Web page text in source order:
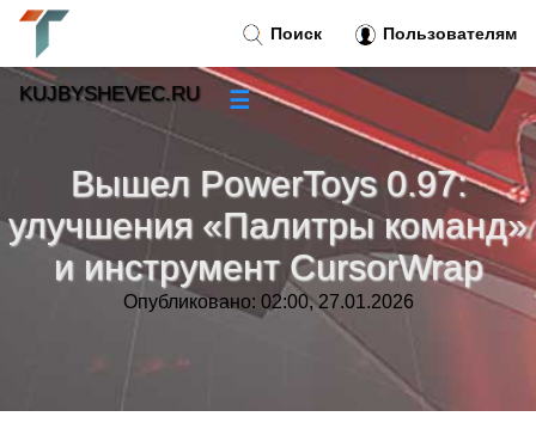
Вышел PowerToys 0.97:
улучшения «Палитры команд»
и инструмент CursorWrap
Опубликовано: 02:00, 27.01.2026
Поиск Пользователям
KUJBYSHEVEC.RU ☰
Новости»
Тренды новостей »
Рубрики»
Контакт»